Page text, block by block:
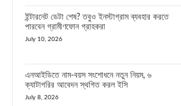
ইন্টারনেট ডেটা শেষ? তবুও ইনস্টাগ্রাম ব্যবহার করতে
পারবেন গ্রামীণফোন গ্রাহকরা
July 10, 2026
এনআইডিতে নাম-বয়স সংশোধনে নতুন নিয়ম, ৬
ক্যাটাগরির আবেদন স্থগিত করল ইসি
July 8, 2026